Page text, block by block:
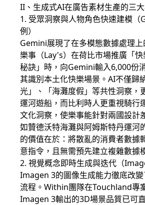
II、生成式AI在廣告素材生產的三
1. 受眾洞察與人物角色快速建模（
例）
Gemini展現了在多模態數據處理上
樂事（Lay's）在荷比市場推廣「
秘訣」時，向Gemini輸入6,000份
其識別本土化快樂場景。AI不僅歸
光」、「海灘度假」等共性洞察，
運河遊船，而比利時人更重視騎行
文化洞察，使樂事能針對兩國設計
如贊德沃特海灘與阿姆斯特丹運河
的價值在於：將散亂的消費者數據
意指令，且無需預先建立複雜數據
2. 視覺概念即時生成與迭代（
Imagen 3的圖像生成能力徹底改
流程。Within團隊在Touchland專
Imagen 3輸出的3D場景品質已可